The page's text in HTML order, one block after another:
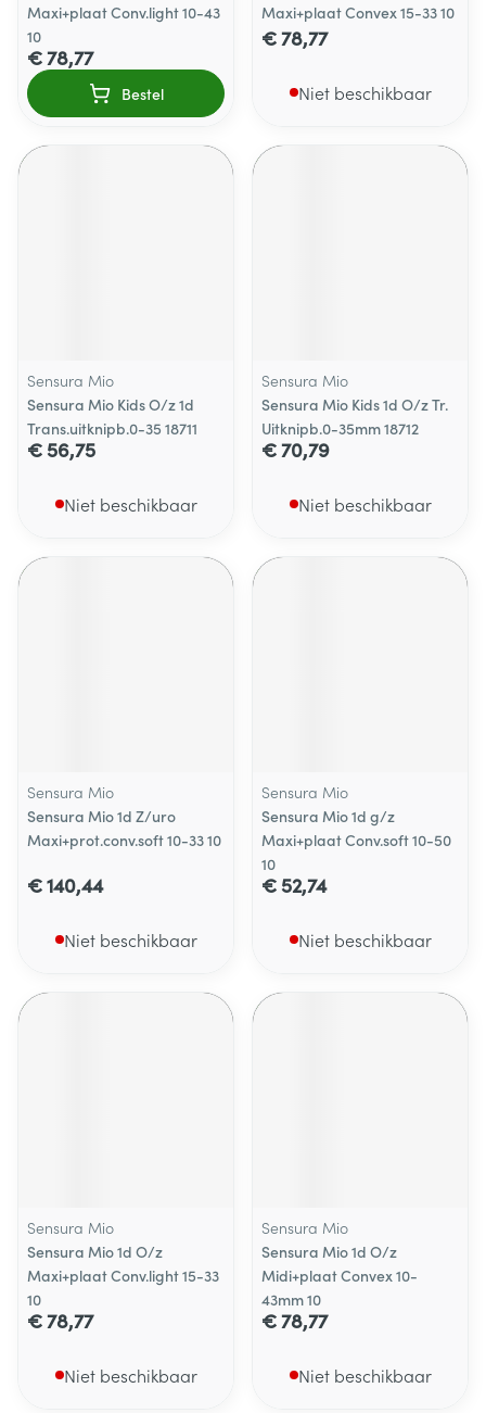
Maxi+plaat Conv.light 10-43
10
€ 78,77
Bestel
Maxi+plaat Convex 15-33 10
€ 78,77
Niet beschikbaar
Sensura Mio
Sensura Mio Kids O/z 1d
Trans.uitknipb.0-35 18711
€ 56,75
Niet beschikbaar
Sensura Mio
Sensura Mio Kids 1d O/z Tr.
Uitknipb.0-35mm 18712
€ 70,79
Niet beschikbaar
Sensura Mio
Sensura Mio 1d Z/uro
Maxi+prot.conv.soft 10-33 10
€ 140,44
Niet beschikbaar
Sensura Mio
Sensura Mio 1d g/z
Maxi+plaat Conv.soft 10-50
10
€ 52,74
Niet beschikbaar
Sensura Mio
Sensura Mio 1d O/z
Maxi+plaat Conv.light 15-33
10
€ 78,77
Niet beschikbaar
Sensura Mio
Sensura Mio 1d O/z
Midi+plaat Convex 10-
43mm 10
€ 78,77
Niet beschikbaar